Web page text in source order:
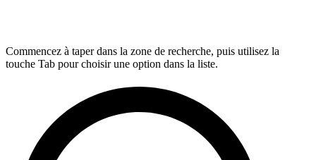
Commencez à taper dans la zone de recherche, puis utilisez la
touche Tab pour choisir une option dans la liste.